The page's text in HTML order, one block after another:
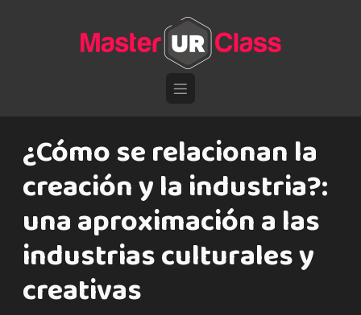
¿Cómo se relacionan la
creación y la industria?:
una aproximación a las
industrias culturales y
creativas